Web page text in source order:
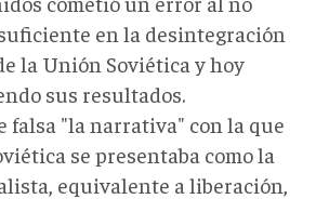
en la desintegración
la Unión Soviética y hoy
sus resultados.
falsa "la narrativa" con la que
se presentaba como la
equivalente a liberación,